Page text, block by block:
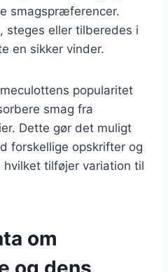
smagspræferencer.
steges eller tilberedes i
en sikker vinder.
popularitet
smag fra
Dette gør det muligt
forskellige opskrifter og
tilføjer variation til
om